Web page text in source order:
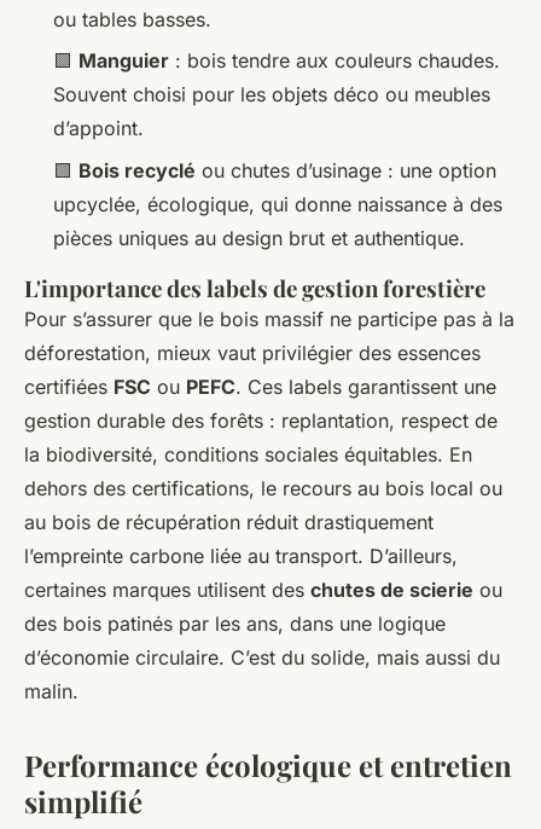
ou tables basses.
🟩 Manguier : bois tendre aux couleurs chaudes.
Souvent choisi pour les objets déco ou meubles
d’appoint.
🟩 Bois recyclé ou chutes d’usinage : une option
upcyclée, écologique, qui donne naissance à des
pièces uniques au design brut et authentique.
L'importance des labels de gestion forestière
Pour s’assurer que le bois massif ne participe pas à la
déforestation, mieux vaut privilégier des essences
certifiées FSC ou PEFC. Ces labels garantissent une
gestion durable des forêts : replantation, respect de
la biodiversité, conditions sociales équitables. En
dehors des certifications, le recours au bois local ou
au bois de récupération réduit drastiquement
l’empreinte carbone liée au transport. D’ailleurs,
certaines marques utilisent des chutes de scierie ou
des bois patinés par les ans, dans une logique
d’économie circulaire. C’est du solide, mais aussi du
malin.
Performance écologique et entretien
simplifié